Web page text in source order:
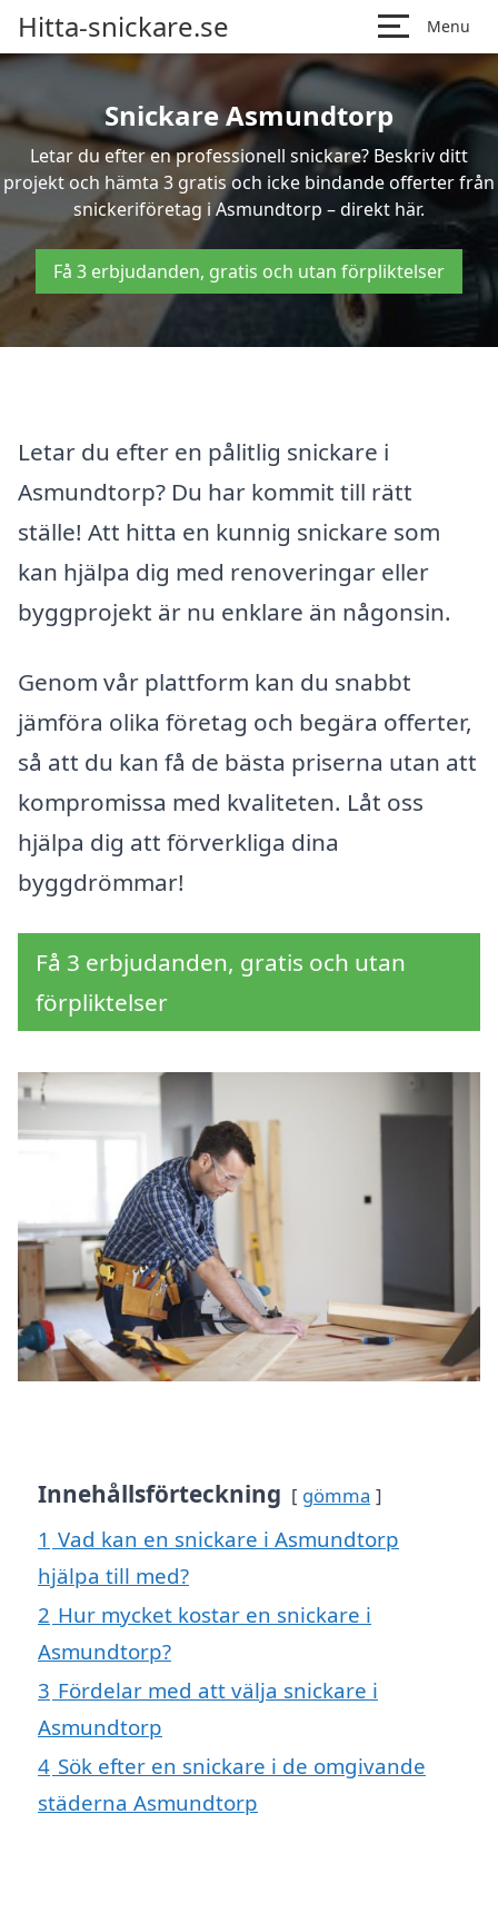
Hitta-snickare.se Menu
Snickare Asmundtorp
Letar du efter en professionell snickare? Beskriv ditt
projekt och hämta 3 gratis och icke bindande offerter från
snickeriföretag i Asmundtorp – direkt här.
Få 3 erbjudanden, gratis och utan förpliktelser
Letar du efter en pålitlig snickare i
Asmundtorp? Du har kommit till rätt
ställe! Att hitta en kunnig snickare som
kan hjälpa dig med renoveringar eller
byggprojekt är nu enklare än någonsin.
Genom vår plattform kan du snabbt
jämföra olika företag och begära offerter,
så att du kan få de bästa priserna utan att
kompromissa med kvaliteten. Låt oss
hjälpa dig att förverkliga dina
byggdrömmar!
Få 3 erbjudanden, gratis och utan
förpliktelser
Innehållsförteckning gömma
1 Vad kan en snickare i Asmundtorp
hjälpa till med?
2 Hur mycket kostar en snickare i
Asmundtorp?
3 Fördelar med att välja snickare i
Asmundtorp
4 Sök efter en snickare i de omgivande
städerna Asmundtorp